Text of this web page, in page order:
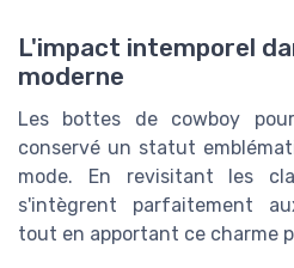
L'impact intemporel
moderne
Les bottes de cowboy
conservé un statut
mode. En revisitant les
s'intègrent parfaitement
tout en apportant ce charme